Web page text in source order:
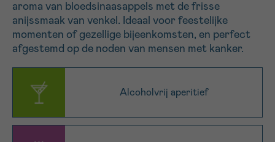
aroma van bloedsinaasappels met de frisse
anijssmaak van venkel. Ideaal voor feestelijke
momenten of gezellige bijeenkomsten, en perfect
afgestemd op de noden van mensen met kanker.
Alcoholvrij aperitief
VOORNAAM
Via ons
contactformulier
Ik wil graag opgebeld worden
Meer weten over Kankerinfo
NAAM
11h-13h
16h-18h